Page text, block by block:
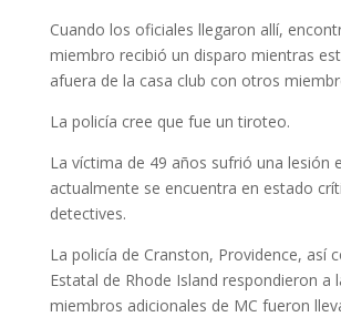
Cuando los oficiales llegaron allí,
miembro recibió un disparo mientras
afuera de la casa club con otros
La policía cree que fue un tiroteo.
La víctima de 49 años sufrió una lesión
actualmente se encuentra en estado
detectives.
La policía de Cranston, Providence, así
Estatal de Rhode Island respondieron a
miembros adicionales de MC fueron